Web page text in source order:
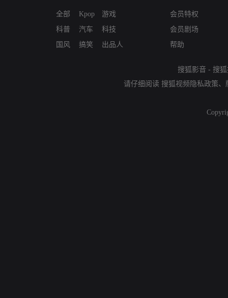
全部
科普
国风
Kpop
汽车
搞笑
游戏
科技
出品人
会员特权
会员剧场
帮助
搜狐影音 - 搜
请仔细阅读 搜狐视频隐私政策、